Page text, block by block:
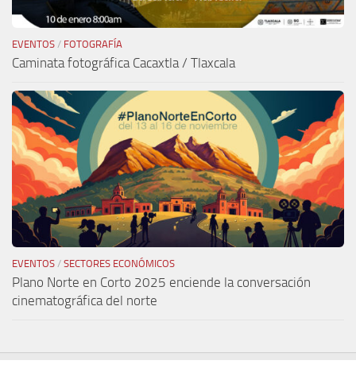
EVENTOS / FOTOGRAFÍA
Caminata fotográfica Cacaxtla / Tlaxcala
EVENTOS / SECTORES ECONÓMICOS
Plano Norte en Corto 2025 enciende la conversación
cinematográfica del norte